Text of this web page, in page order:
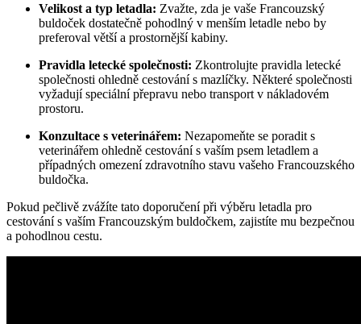
Velikost a typ letadla: Zvažte, zda je vaše Francouzský
buldoček dostatečně pohodlný v menším letadle nebo by
preferoval větší a prostornější kabiny.
Pravidla letecké společnosti: Zkontrolujte pravidla letecké
společnosti ohledně cestování s mazlíčky. Některé společnosti
vyžadují speciální přepravu nebo transport v nákladovém
prostoru.
Konzultace s veterinářem: Nezapomeňte se poradit s
veterinářem ohledně cestování s vaším psem letadlem a
případných omezení zdravotního stavu vašeho Francouzského
buldočka.
Pokud pečlivě zvážíte tato doporučení při výběru letadla pro
cestování s vaším Francouzským buldočkem, zajistíte mu bezpečnou
a pohodlnou cestu.